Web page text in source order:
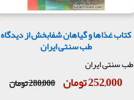
کتاب غذاها و گیاهان شفابخش از دیدگاه
طب سنتی ایران
طب سنتی ایران
252,000 تومان 280,000 تومان